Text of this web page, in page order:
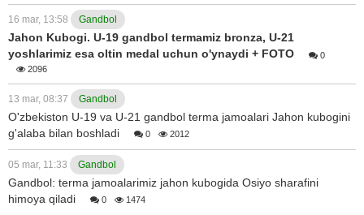
16 mar, 13:58 Gandbol
Jahon Kubogi. U-19 gandbol termamiz bronza, U-21
yoshlarimiz esa oltin medal uchun o'ynaydi + FOTO
0
2096
13 mar, 08:37 Gandbol
O'zbekiston U-19 va U-21 gandbol terma jamoalari Jahon kubogini
g'alaba bilan boshladi
0 2012
05 mar, 11:33 Gandbol
Gandbol: terma jamoalarimiz jahon kubogida Osiyo sharafini
himoya qiladi
0 1474